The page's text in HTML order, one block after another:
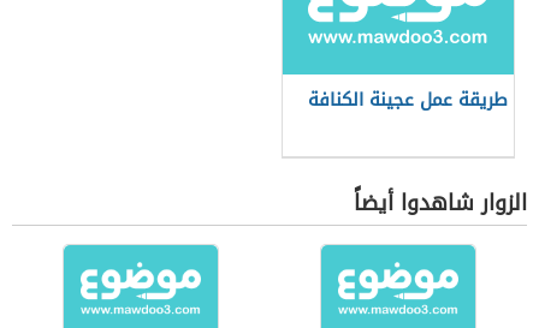
طريقة عمل عجينة الكنافة
الزوار شاهدوا أيضاً